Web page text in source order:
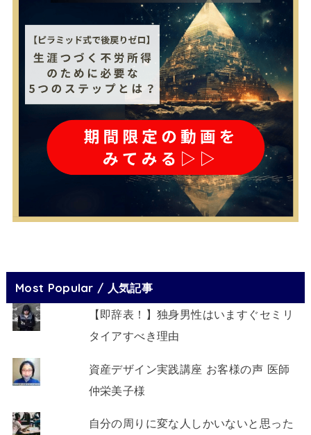
Most Popular / 人気記事
【即辞表！】独身男性はいますぐセミリ
タイアすべき理由
資産デザイン実践講座 お客様の声 医師
仲栄美子様
自分の周りに変な人しかいないと思った